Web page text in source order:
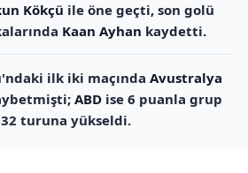
Kökçü ile öne geçti, son golü
Kaan Ayhan kaydetti.
ilk iki maçında Avustralya
ABD ise 6 puanla grup
turuna yükseldi.